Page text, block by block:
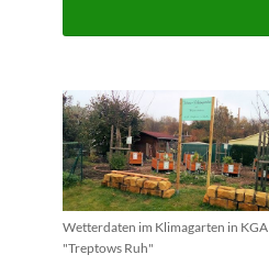
Wetterdaten im Klimagarten in KGA
"Treptows Ruh"